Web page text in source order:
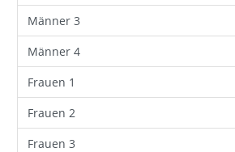
Männer 3
Männer 4
Frauen 1
Frauen 2
Frauen 3